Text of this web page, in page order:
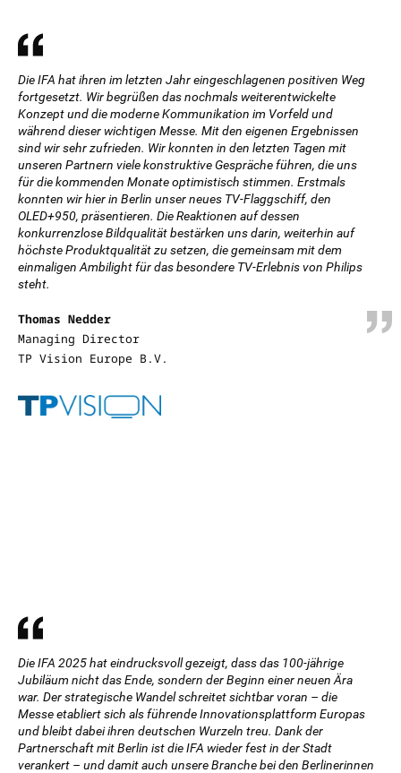
Die IFA hat ihren im letzten Jahr eingeschlagenen positiven Weg
fortgesetzt. Wir begrüßen das nochmals weiterentwickelte
Konzept und die moderne Kommunikation im Vorfeld und
während dieser wichtigen Messe. Mit den eigenen Ergebnissen
sind wir sehr zufrieden. Wir konnten in den letzten Tagen mit
unseren Partnern viele konstruktive Gespräche führen, die uns
für die kommenden Monate optimistisch stimmen. Erstmals
konnten wir hier in Berlin unser neues TV-Flaggschiff, den
OLED+950, präsentieren. Die Reaktionen auf dessen
konkurrenzlose Bildqualität bestärken uns darin, weiterhin auf
höchste Produktqualität zu setzen, die gemeinsam mit dem
einmaligen Ambilight für das besondere TV-Erlebnis von Philips
steht.
Thomas Nedder
Managing Director
TP Vision Europe B.V.
Die IFA 2025 hat eindrucksvoll gezeigt, dass das 100-jährige
Jubiläum nicht das Ende, sondern der Beginn einer neuen Ära
war. Der strategische Wandel schreitet sichtbar voran – die
Messe etabliert sich als führende Innovationsplattform Europas
und bleibt dabei ihren deutschen Wurzeln treu. Dank der
Partnerschaft mit Berlin ist die IFA wieder fest in der Stadt
verankert – und damit auch unsere Branche bei den Berlinerinnen